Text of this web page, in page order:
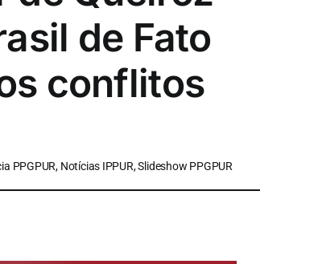
de Fato
conflitos
PPGPUR, Notícias IPPUR, Slideshow PPGPUR